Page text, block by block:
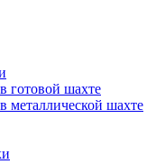
готовой шахте
металлической шахте